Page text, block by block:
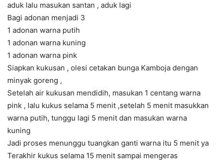
aduk lalu masukan santan , aduk lagi
Bagi adonan menjadi 3
1 adonan warna putih
1 adonan warna kuning
1 adonan warna pink
Siapkan kukusan , olesi cetakan bunga Kamboja dengan
minyak goreng ,
Setelah air kukusan mendidih, masukan 1 centang warna
pink , lalu kukus selama 5 menit ,setelah 5 menit masukkan
warna putih, tunggu lagi 5 menit dan masukan warna
kuning
Jadi proses menunggu tuangkan ganti warna itu 5 menit ya
Terakhir kukus selama 15 menit sampai mengeras